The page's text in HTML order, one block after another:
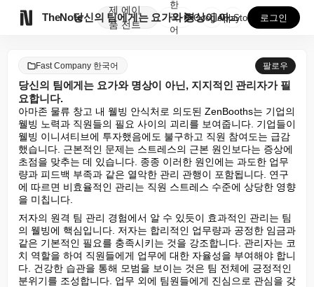
TheNote
제
품
에이
전트
당신의 팀에게는 요가와 명상이 아닌, 지지적인 관리자가...
한
국
어
GooglePlay
AppStore 로그인
Fast Company 한국어 팔로우
당신의 팀에게는 요가와 명상이 아닌, 지지적인 관리자가 필
요합니다.
아마존 물류 창고 내 웰빙 안식처로 의도된 ZenBooths는 기업의
웰빙 노력과 직원들의 필요 사이의 괴리를 보여줍니다. 기업들이
웰빙 이니셔티브에 투자했음에도 불구하고 직원 참여도는 급감
했습니다. 근본적인 문제는 스트레스의 근본 원인보다는 증상에
초점을 맞추는 데 있습니다. 종종 이러한 원인에는 과도한 업무
량과 피드백 부족과 같은 열악한 관리 관행이 포함됩니다. 연구
에 따르면 비효율적인 관리는 직원 스트레스 수준에 상당한 영향
을 미칩니다.
저자의 원격 팀 관리 경험에서 알 수 있듯이 효과적인 관리는 팀
의 웰빙에 핵심입니다. 저자는 합리적인 업무량과 공정한 임금과
같은 기본적인 필요를 충족시키는 것을 강조합니다. 관리자는 코
치 역할을 하여 직원들에게 업무에 대한 자율성을 부여해야 합니
다. 건강한 습관을 통해 모범을 보이는 것은 팀 전체에 긍정적인
분위기를 조성합니다. 업무 외에 팀원들에게 진심으로 관심을 갖